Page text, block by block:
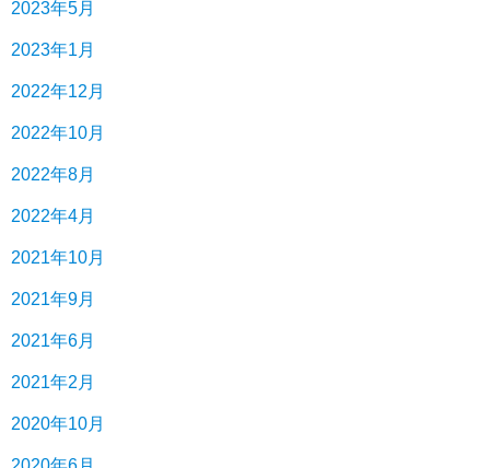
2023年5月
2023年1月
2022年12月
2022年10月
2022年8月
2022年4月
2021年10月
2021年9月
2021年6月
2021年2月
2020年10月